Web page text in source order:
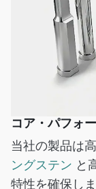
コア・パフォ
当社の製品は
ングステン と
特性を確保しま